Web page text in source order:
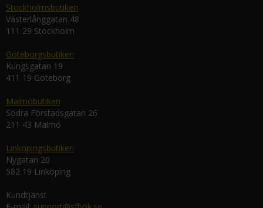
Stockholmsbutiken
Västerlånggatan 48
111 29 Stockholm
Göteborgsbutiken
Kungsgatan 19
411 19 Göteborg
Malmöbutiken
Södra Förstadsgatan 26
211 43 Malmö
Linköpingsbutiken
Nygatan 20
582 19 Linköping
Kundtjänst